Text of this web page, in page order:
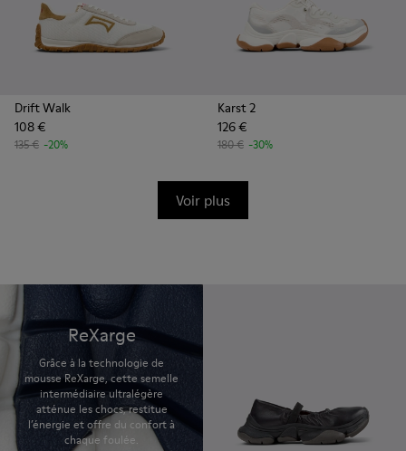
Drift Walk
108 €
135 € -20%
Karst 2
126 €
180 € -30%
Voir plus
ReXarge
Grâce à la technologie de
mousse ReXarge, cette semelle
intermédiaire ultralégère
atténue les chocs, restitue
l’énergie et offre du confort à
chaque foulée.